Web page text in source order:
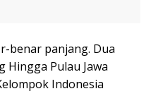
benar panjang. Dua
Hingga Pulau Jawa
Indonesia